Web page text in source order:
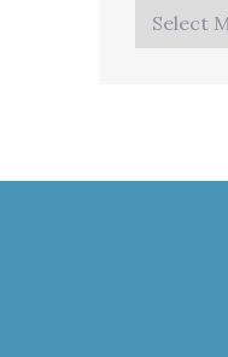
Archwium